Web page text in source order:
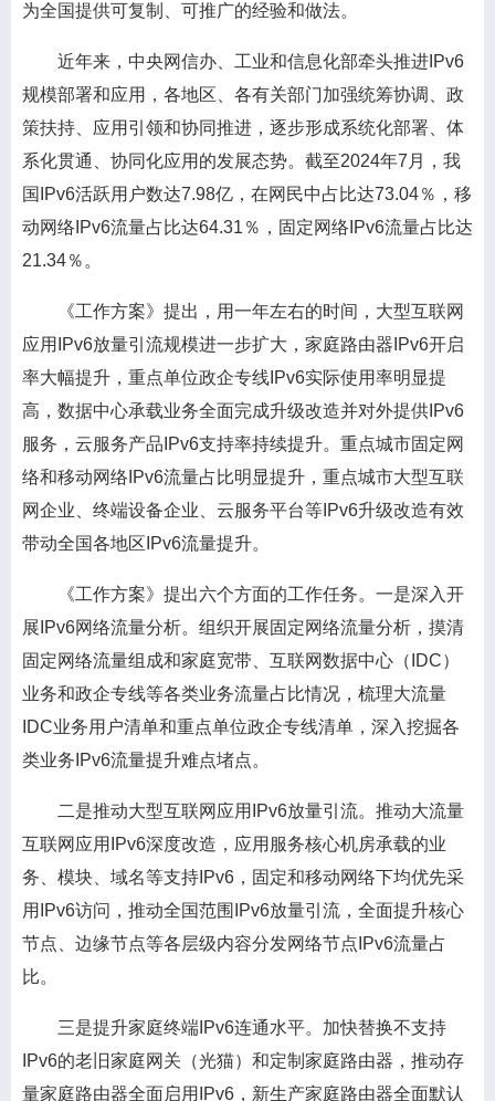
为全国提供可复制、可推广的经验和做法。
近年来，中央网信办、工业和信息化部牵头推进IPv6
规模部署和应用，各地区、各有关部门加强统筹协调、政
策扶持、应用引领和协同推进，逐步形成系统化部署、体
系化贯通、协同化应用的发展态势。截至2024年7月，我
国IPv6活跃用户数达7.98亿，在网民中占比达73.04％，移
动网络IPv6流量占比达64.31％，固定网络IPv6流量占比达
21.34％。
《工作方案》提出，用一年左右的时间，大型互联网
应用IPv6放量引流规模进一步扩大，家庭路由器IPv6开启
率大幅提升，重点单位政企专线IPv6实际使用率明显提
高，数据中心承载业务全面完成升级改造并对外提供IPv6
服务，云服务产品IPv6支持率持续提升。重点城市固定网
络和移动网络IPv6流量占比明显提升，重点城市大型互联
网企业、终端设备企业、云服务平台等IPv6升级改造有效
带动全国各地区IPv6流量提升。
《工作方案》提出六个方面的工作任务。一是深入开
展IPv6网络流量分析。组织开展固定网络流量分析，摸清
固定网络流量组成和家庭宽带、互联网数据中心（IDC）
业务和政企专线等各类业务流量占比情况，梳理大流量
IDC业务用户清单和重点单位政企专线清单，深入挖掘各
类业务IPv6流量提升难点堵点。
二是推动大型互联网应用IPv6放量引流。推动大流量
互联网应用IPv6深度改造，应用服务核心机房承载的业
务、模块、域名等支持IPv6，固定和移动网络下均优先采
用IPv6访问，推动全国范围IPv6放量引流，全面提升核心
节点、边缘节点等各层级内容分发网络节点IPv6流量占
比。
三是提升家庭终端IPv6连通水平。加快替换不支持
IPv6的老旧家庭网关（光猫）和定制家庭路由器，推动存
量家庭路由器全面启用IPv6，新生产家庭路由器全面默认